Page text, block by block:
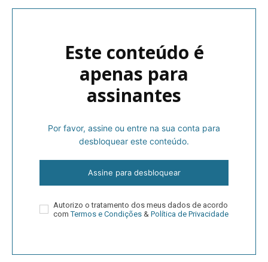
Este conteúdo é
apenas para
assinantes
Por favor, assine ou entre na sua conta para
desbloquear este conteúdo.
Assine para desbloquear
Autorizo o tratamento dos meus dados de acordo
comTermos e Condições & Política de Privacidade